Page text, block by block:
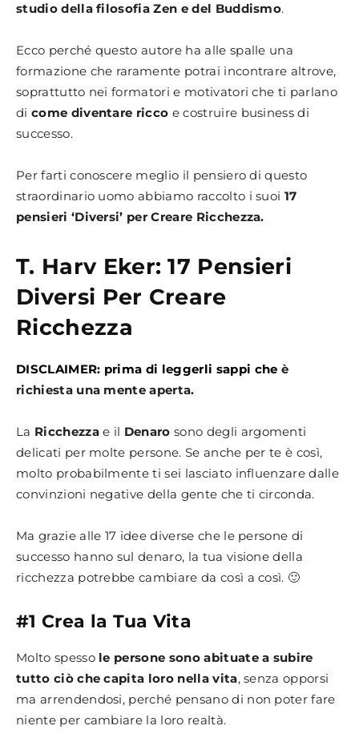
studio della filosofia Zen e del Buddismo.
Ecco perché questo autore ha alle spalle una
formazione che raramente potrai incontrare altrove,
soprattutto nei formatori e motivatori che ti parlano
di come diventare ricco e costruire business di
successo.
Per farti conoscere meglio il pensiero di questo
straordinario uomo abbiamo raccolto i suoi 17
pensieri ‘Diversi’ per Creare Ricchezza.
T. Harv Eker: 17 Pensieri
Diversi Per Creare
Ricchezza
DISCLAIMER: prima di leggerli sappi che è
richiesta una mente aperta.
La Ricchezzae il Denaro sono degli argomenti
delicati per molte persone. Se anche per te è così,
molto probabilmente ti sei lasciato influenzare dalle
convinzioni negative della gente che ti circonda.
Ma grazie alle 17 idee diverse che le persone di
successo hanno sul denaro, la tua visione della
ricchezza potrebbe cambiare da così a così. 🙂
#1 Crea la Tua Vita
Molto spessole persone sono abituate a subire
tutto ciò che capita loro nella vita, senza opporsi
ma arrendendosi, perché pensano di non poter fare
niente per cambiare la loro realtà.